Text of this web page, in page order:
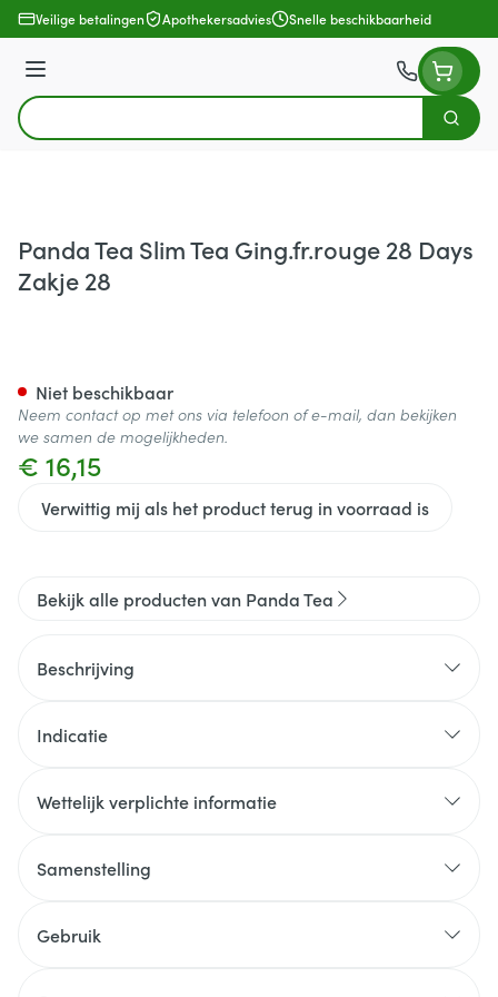
Ga naar de inhoud
Veilige betalingen Apothekersadvies Snelle beschikbaarheid
Menu
Product, merk, categorie...
Zoek
Panda Tea Slim Tea Ging.fr.rouge 28 Days
Zakje 28
€ 16,15
Verwittig mij als het product terug in voorraad is
Niet beschikbaar
Neem contact op met ons via telefoon of e-mail, dan bekijken
we samen de mogelijkheden.
Bekijk alle producten van Panda Tea
Beschrijving
Indicatie
Wettelijk verplichte informatie
Samenstelling
Gebruik